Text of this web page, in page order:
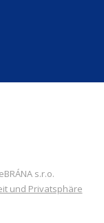
s.r.o.
und Privatsphäre